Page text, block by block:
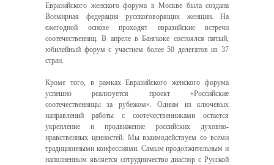
Евразийского женского форума в Москве была создана
Всемирная федерация русскоговорящих женщин. На
ежегодной основе проходят евразийские встречи
соотечественниц. В апреле в Бангкоке состоялся пятый,
юбилейный форум с участием более 50 делегатов из 37
стран.
Кроме того, в рамках Евразийского женского форума
успешно реализуется проект «Российские
соотечественницы за рубежом». Одним из ключевых
направлений работы с соотечественниками остается
укрепление и продвижение российских духовно-
нравственных ценностей. Мы взаимодействуем со всеми
традиционными конфессиями. Самым продолжительным и
наполненным является сотрудничество диаспор с Русской